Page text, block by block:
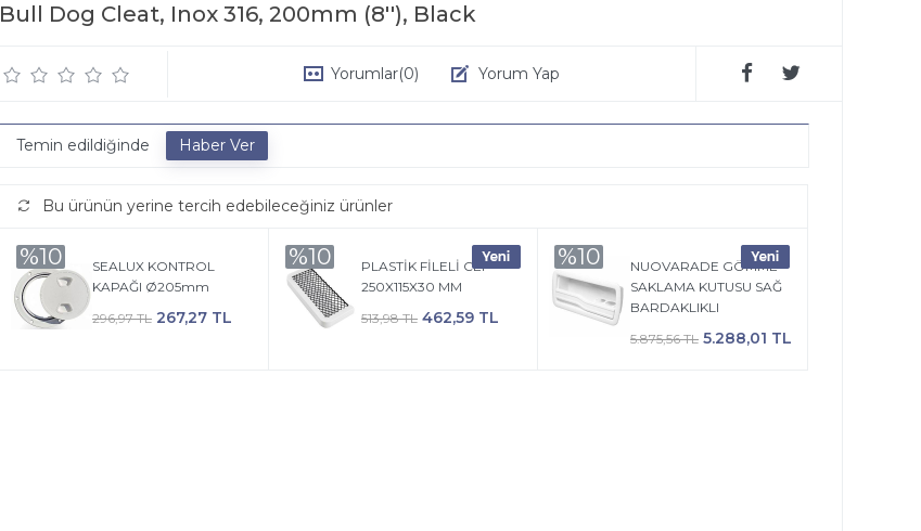
Bull Dog Cleat, Inox 316, 200mm (8''), Black
Yorumlar(0) Yorum Yap
Temin edildiğinde
Bu ürünün yerine tercih edebileceğiniz ürünler
SEALUX KONTROL
KAPAĞI Ø205mm
296,97 TL 267,27 TL
%10
PLASTİK FİLELİ CEP
250X115X30 MM
513,98 TL 462,59 TL
%10
NUOVARADE GÖMME
SAKLAMA KUTUSU SAĞ
BARDAKLIKLI
5.875,56 TL 5.288,01 TL
%10